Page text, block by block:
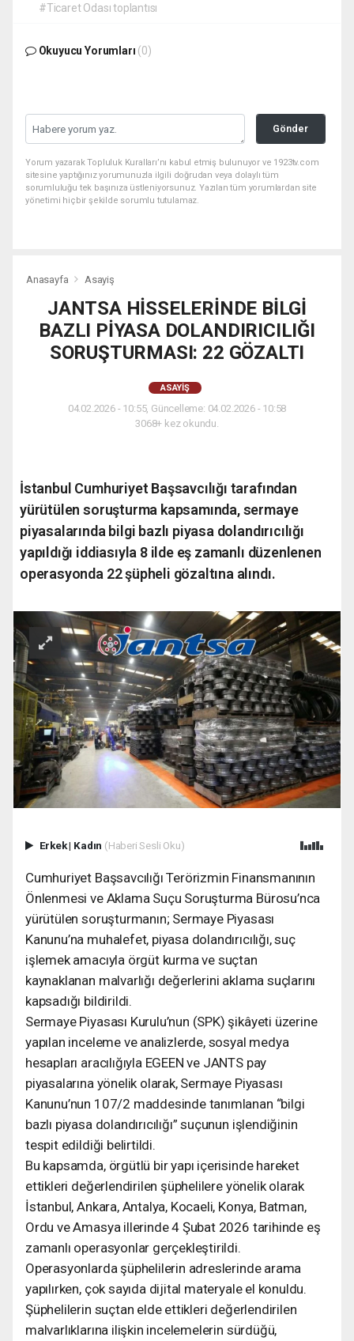
#Ticaret Odası toplantısı
Okuyucu Yorumları (0)
Gönder
Yorum yazarak Topluluk Kuralları’nı kabul etmiş bulunuyor ve 1923tv.com
sitesine yaptığınız yorumunuzla ilgili doğrudan veya dolaylı tüm
sorumluluğu tek başınıza üstleniyorsunuz. Yazılan tüm yorumlardan site
yönetimi hiçbir şekilde sorumlu tutulamaz.
Anasayfa Asayiş
JANTSA HİSSELERİNDE BİLGİ
BAZLI PİYASA DOLANDIRICILIĞI
SORUŞTURMASI: 22 GÖZALTI
ASAYIŞ
04.02.2026 - 10:55, Güncelleme: 04.02.2026 - 10:58
3068+ kez okundu.
İstanbul Cumhuriyet Başsavcılığı tarafından
yürütülen soruşturma kapsamında, sermaye
piyasalarında bilgi bazlı piyasa dolandırıcılığı
yapıldığı iddiasıyla 8 ilde eş zamanlı düzenlenen
operasyonda 22 şüpheli gözaltına alındı.
Erkek| Kadın (Haberi Sesli Oku)
Cumhuriyet Başsavcılığı Terörizmin Finansmanının
Önlenmesi ve Aklama Suçu Soruşturma Bürosu’nca
yürütülen soruşturmanın; Sermaye Piyasası
Kanunu’na muhalefet, piyasa dolandırıcılığı, suç
işlemek amacıyla örgüt kurma ve suçtan
kaynaklanan malvarlığı değerlerini aklama suçlarını
kapsadığı bildirildi.
Sermaye Piyasası Kurulu’nun (SPK) şikâyeti üzerine
yapılan inceleme ve analizlerde, sosyal medya
hesapları aracılığıyla EGEEN ve JANTS pay
piyasalarına yönelik olarak, Sermaye Piyasası
Kanunu’nun 107/2 maddesinde tanımlanan “bilgi
bazlı piyasa dolandırıcılığı” suçunun işlendiğinin
tespit edildiği belirtildi.
Bu kapsamda, örgütlü bir yapı içerisinde hareket
ettikleri değerlendirilen şüphelilere yönelik olarak
İstanbul, Ankara, Antalya, Kocaeli, Konya, Batman,
Ordu ve Amasya illerinde 4 Şubat 2026 tarihinde eş
zamanlı operasyonlar gerçekleştirildi.
Operasyonlarda şüphelilerin adreslerinde arama
yapılırken, çok sayıda dijital materyale el konuldu.
Şüphelilerin suçtan elde ettikleri değerlendirilen
malvarlıklarına ilişkin incelemelerin sürdüğü,